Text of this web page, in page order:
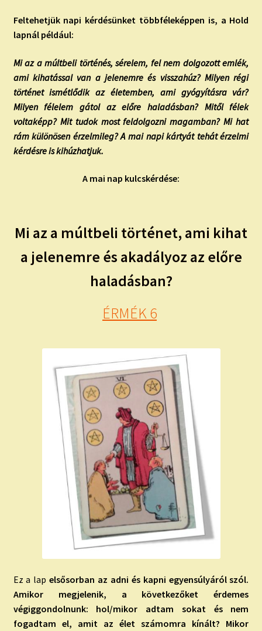
Feltehetjük napi kérdésünket többféleképpen is, a Hold
lapnál például:
Mi az a múltbeli történés, sérelem, fel nem dolgozott emlék,
ami kihatással van a jelenemre és visszahúz? Milyen régi
történet ismétlődik az életemben, ami gyógyításra vár?
Milyen félelem gátol az előre haladásban? Mitől félek
voltaképp? Mit tudok most feldolgozni magamban? Mi hat
rám különösen érzelmileg? A mai napi kártyát tehát érzelmi
kérdésre is kihúzhatjuk.
A mai nap kulcskérdése:
Mi az a múltbeli történet, ami kihat
a jelenemre és akadályoz az előre
haladásban?
ÉRMÉK 6
Ez a lapelsősorban az adni és kapni egyensúlyáról szól.
Amikor megjelenik, a következőket érdemes
végiggondolnunk: hol/mikor adtam sokat és nem
fogadtam el, amit az élet számomra kínált? Mikor